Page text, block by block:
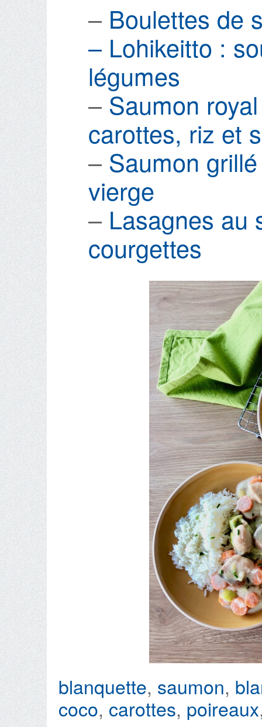
– Boulettes de
– Lohikeitto :
légumes
– Saumon
carottes, riz et
– Saumon
vierge
– Lasagnes au
courgettes
blanquette, saumon,
coco, carottes, poireaux